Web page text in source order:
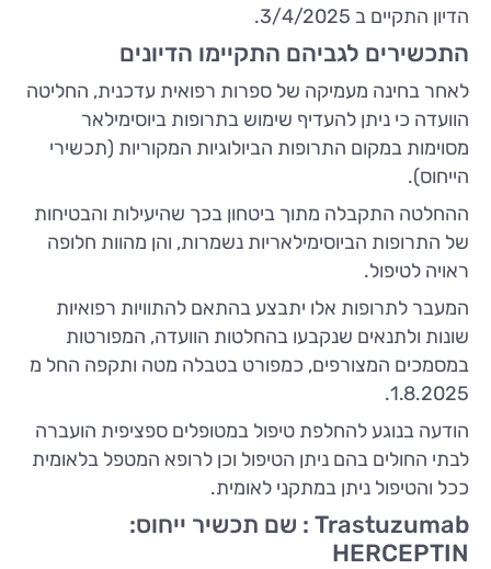
הדיון התקיים ב 3/4/2025.
התכשירים לגביהם התקיימו הדיונים
לאחר בחינה מעמיקה של ספרות רפואית עדכנית, החליטה
הוועדה כי ניתן להעדיף שימוש בתרופות ביוסימילאר
מסוימות במקום התרופות הביולוגיות המקוריות (תכשירי
הייחוס).
ההחלטה התקבלה מתוך ביטחון בכך שהיעילות והבטיחות
של התרופות הביוסימילאריות נשמרות, והן מהוות חלופה
ראויה לטיפול.
המעבר לתרופות אלו יתבצע בהתאם להתוויות רפואיות
שונות ולתנאים שנקבעו בהחלטות הוועדה, המפורטות
במסמכים המצורפים, כמפורט בטבלה מטה ותקפה החל מ
1.8.2025.
הודעה בנוגע להחלפת טיפול במטופלים ספציפית הועברה
לבתי החולים בהם ניתן הטיפול וכן לרופא המטפל בלאומית
ככל והטיפול ניתן במתקני לאומית.
Trastuzumab : שם תכשיר ייחוס:
HERCEPTIN